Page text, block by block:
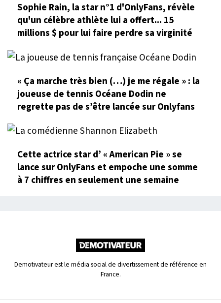
Sophie Rain, la star n°1 d'OnlyFans, révèle
qu'un célèbre athlète lui a offert... 15
millions $ pour lui faire perdre sa virginité
« Ça marche très bien (…) je me régale » : la
joueuse de tennis Océane Dodin ne
regrette pas de s’être lancée sur Onlyfans
Cette actrice star d’ « American Pie » se
lance sur OnlyFans et empoche une somme
à 7 chiffres en seulement une semaine
Demotivateur est le média social de divertissement de référence en
France.